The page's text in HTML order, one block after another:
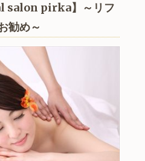
salon pirka】～リフ
勧め～